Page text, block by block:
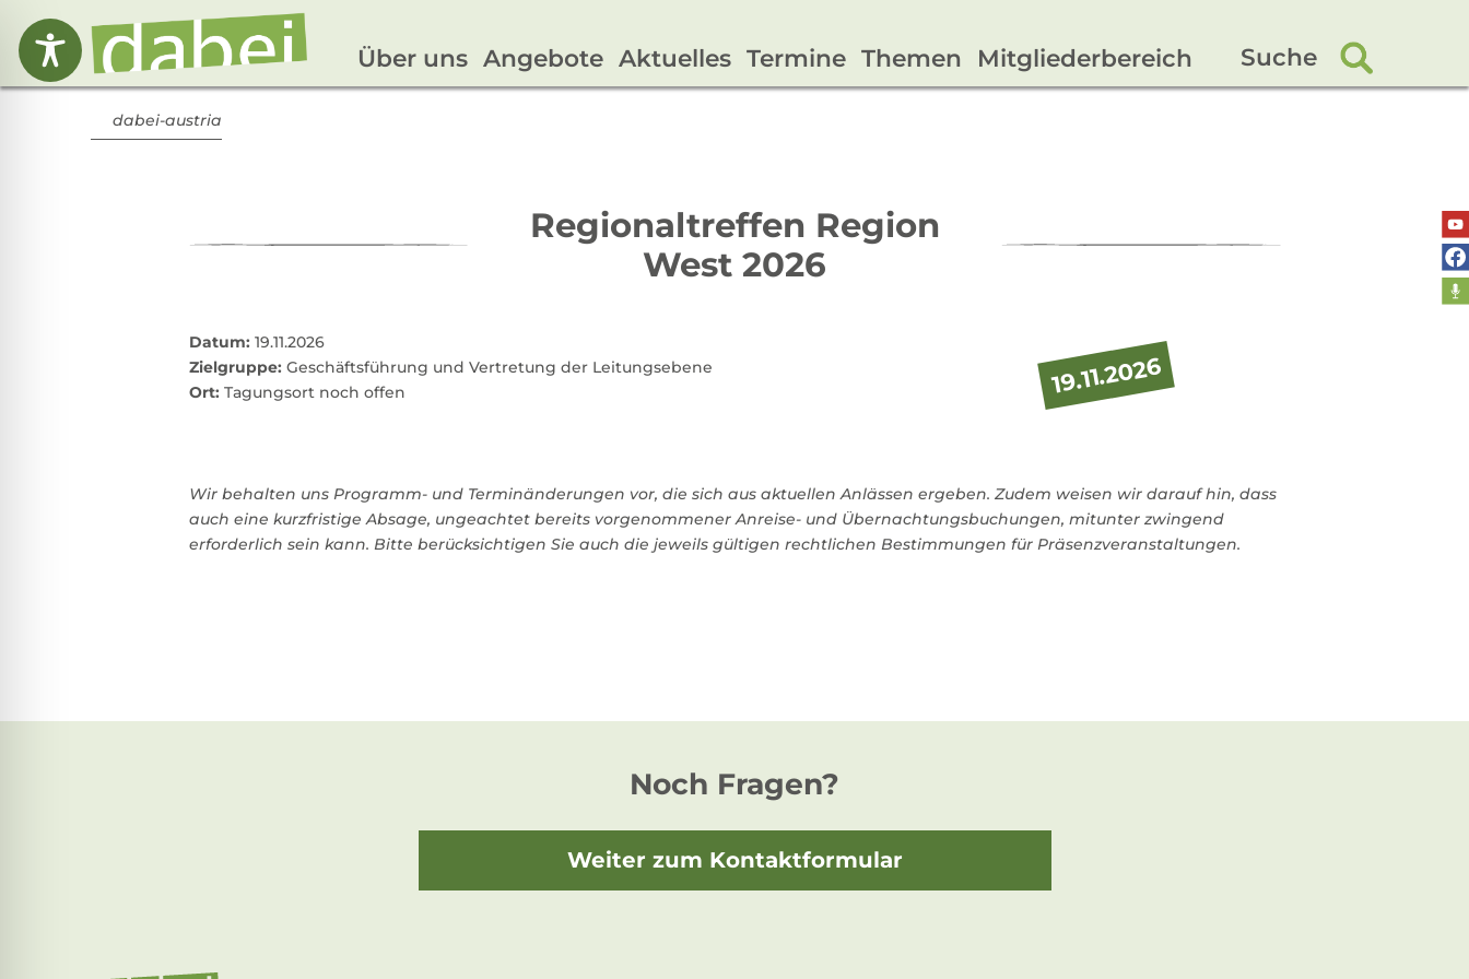
Suche
Über uns Angebote Aktuelles Termine Themen Mitgliederbereich
dabei-austria
Regionaltreffen Region
West 2026
Datum: 19.11.2026
Zielgruppe: Geschäftsführung und Vertretung der Leitungsebene
Ort: Tagungsort noch offen 19.11.2026
Wir behalten uns Programm- und Terminänderungen vor, die sich aus aktuellen Anlässen ergeben. Zudem weisen wir darauf hin, dass
auch eine kurzfristige Absage, ungeachtet bereits vorgenommener Anreise- und Übernachtungsbuchungen, mitunter zwingend
erforderlich sein kann. Bitte berücksichtigen Sie auch die jeweils gültigen rechtlichen Bestimmungen für Präsenzveranstaltungen.
Noch Fragen?
Weiter zum Kontaktformular